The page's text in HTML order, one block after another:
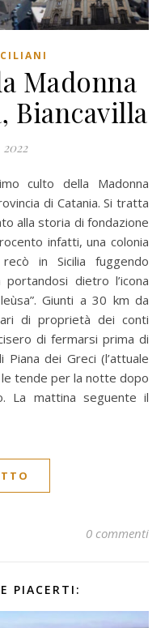
Madonna
Biancavilla
di Catania. Si tratta
alla storia di fondazione
infatti, una colonia
in Sicilia fuggendo
portandosi dietro l’icona
Giunti a 30 km da
di proprietà dei conti
di fermarsi prima di
dei Greci (l’attuale
le tende per la notte dopo
La mattina seguente il
0 commenti
PIACERTI: